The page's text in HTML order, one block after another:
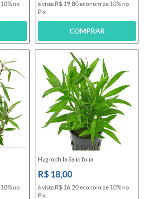
10% no
à vista R$ 19,80economize 10% no
Pix
COMPRAR
10% no
Hygrophila Salicifolia
R$ 18,00
à vista R$ 16,20economize 10% no
Pix